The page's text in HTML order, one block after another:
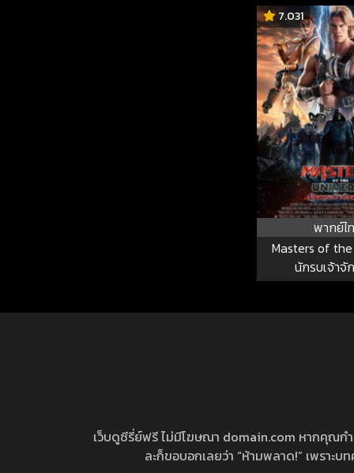
7.031
พากย์ไ
Masters of
นักรบเจ้าจั
เว็บดูซีรี่ย์ฟรี ไม่มีโฆษณา domain.com หากคุณก
ละก็ขอบอกเลยว่า “ห้ามพลาด!” เพราะ